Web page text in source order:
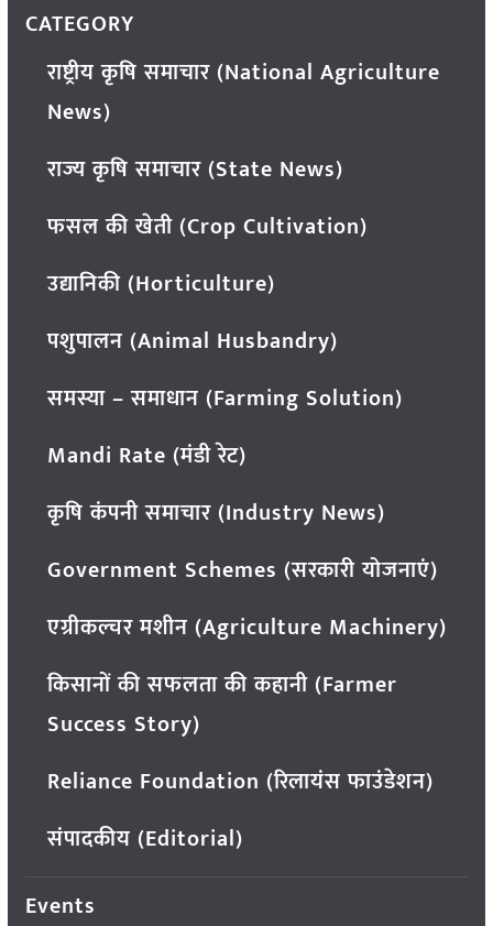
CATEGORY
राष्ट्रीय कृषि समाचार (National Agriculture
News)
राज्य कृषि समाचार (State News)
फसल की खेती (Crop Cultivation)
उद्यानिकी (Horticulture)
पशुपालन (Animal Husbandry)
समस्या – समाधान (Farming Solution)
Mandi Rate (मंडी रेट)
कृषि कंपनी समाचार (Industry News)
Government Schemes (सरकारी योजनाएं)
एग्रीकल्चर मशीन (Agriculture Machinery)
किसानों की सफलता की कहानी (Farmer
Success Story)
Reliance Foundation (रिलायंस फाउंडेशन)
संपादकीय (Editorial)
Events